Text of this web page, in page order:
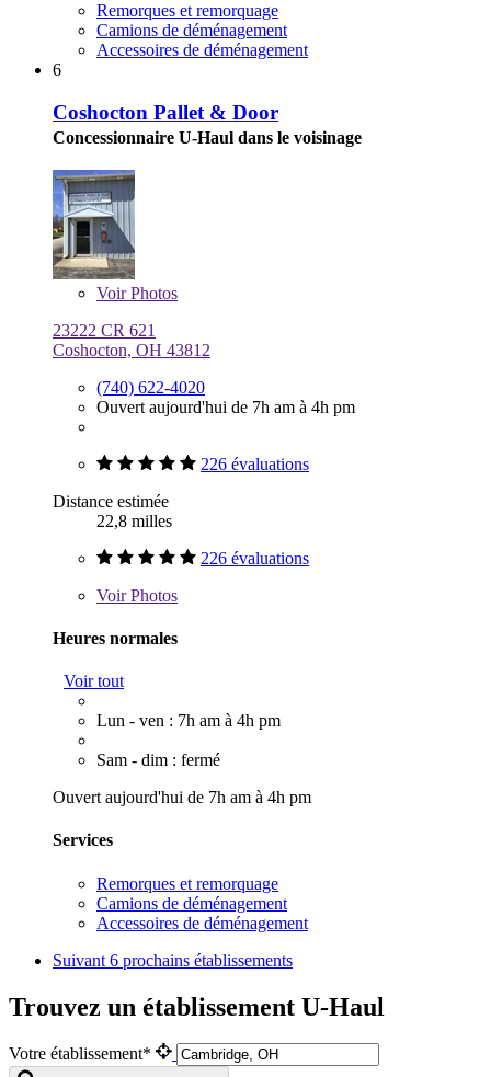
Remorques et remorquage
Camions de déménagement
Accessoires de déménagement
6
Coshocton Pallet & Door
Concessionnaire U-Haul dans le voisinage
VoirPhotos
23222 CR 621
Coshocton, OH 43812
(740) 622-4020
Ouvert aujourd'hui de 7h am à 4h pm
226 évaluations
Distance estimée
22,8 milles
226 évaluations
VoirPhotos
Heures normales
Voir tout
Lun - ven : 7h am à 4h pm
Sam - dim : fermé
Ouvert aujourd'hui de 7h am à 4h pm
Services
Remorques et remorquage
Camions de déménagement
Accessoires de déménagement
Suivant 6 prochains établissements
Trouvez un établissement U-Haul
Votre établissement*